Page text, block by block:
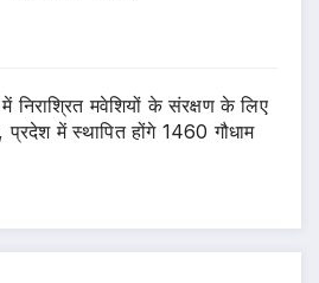
निराश्रित मवेशियों के संरक्षण के लिए
प्रदेश में स्थापित होंगे 1460 गौधाम